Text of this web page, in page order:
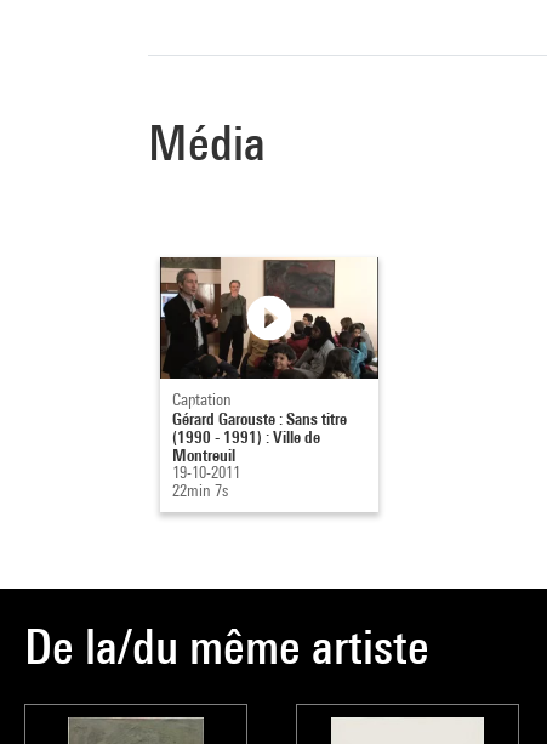
Média
Captation
Gérard Garouste : Sans titre
(1990 - 1991) : Ville de
Montreuil
19-10-2011
22min 7s
De la/du même artiste